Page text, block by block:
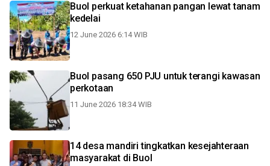
Buol perkuat ketahanan pangan lewat tanam
kedelai
12 June 2026 6:14 WIB
Buol pasang 650 PJU untuk terangi kawasan
perkotaan
11 June 2026 18:34 WIB
14 desa mandiri tingkatkan kesejahteraan
masyarakat di Buol